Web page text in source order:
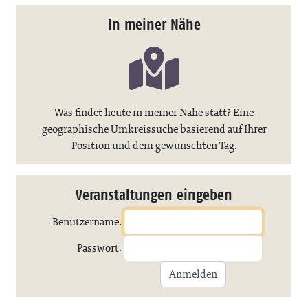
In meiner Nähe
Was findet heute in meiner Nähe statt? Eine
geographische Umkreissuche basierend auf Ihrer
Position und dem gewünschten Tag.
Veranstaltungen eingeben
Benutzername:
Passwort:
Anmelden